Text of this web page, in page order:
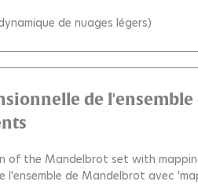
de nuages légers)
de l'ensemble
of the Mandelbrot set with
l'ensemble de Mandelbrot avec